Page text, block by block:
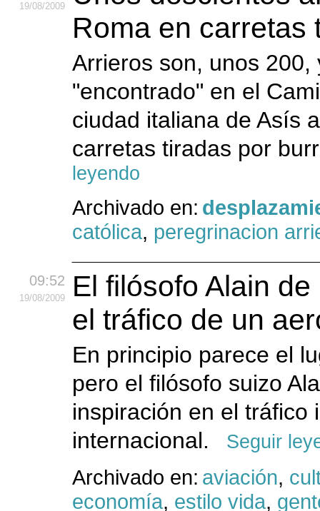
19/08/2009
Roma en carretas
Arrieros son, unos
"encontrado" en el
ciudad italiana de Asís
carretas tiradas por
leyendo
Archivado en:
católica, peregrinacion
09:52
19/08/2009
El filósofo Alain
el tráfico de un
En principio parece el
pero el filósofo suizo
inspiración en el tráfico
internacional.
Seguir
Archivado en: aviación,
economía, estilo vida,